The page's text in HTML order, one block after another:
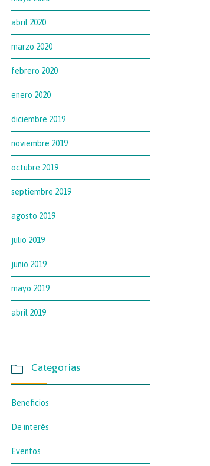
abril 2020
marzo 2020
febrero 2020
enero 2020
diciembre 2019
noviembre 2019
octubre 2019
septiembre 2019
agosto 2019
julio 2019
junio 2019
mayo 2019
abril 2019
 Categorias
Beneficios
De interés
Eventos